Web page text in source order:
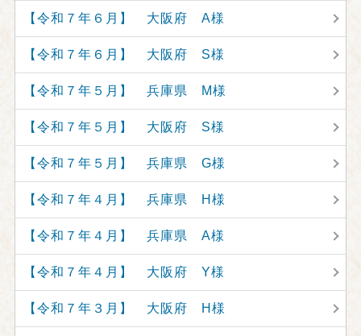
【令和７年６月】 大阪府 A様
【令和７年６月】 大阪府 S様
【令和７年５月】 兵庫県 M様
【令和７年５月】 大阪府 S様
【令和７年５月】 兵庫県 G様
【令和７年４月】 兵庫県 H様
【令和７年４月】 兵庫県 A様
【令和７年４月】 大阪府 Y様
【令和７年３月】 大阪府 H様